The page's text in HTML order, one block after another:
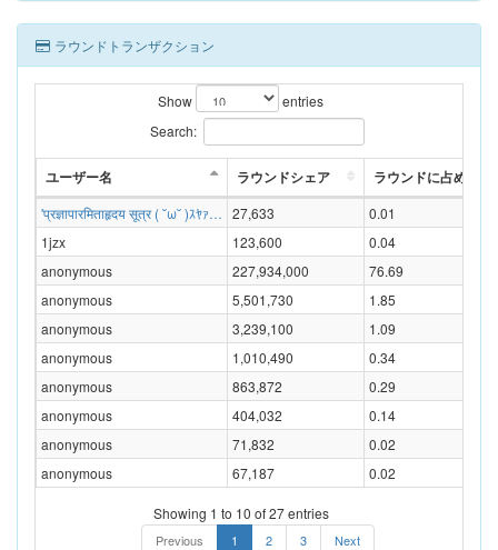
ラウンドトランザクション
Show
entries
Search:
ユーザー名 ラウンドシェア ラウンドに占める割
'प्रज्ञापारमिताहृदय सूत्र ( ˘ω˘ )ｽﾔｧ… 27,633
0.01
1jzx
123,600
0.04
anonymous
227,934,000
76.69
anonymous
5,501,730
1.85
anonymous
3,239,100
1.09
anonymous
1,010,490
0.34
anonymous
863,872
0.29
anonymous
404,032
0.14
anonymous
71,832
0.02
anonymous
67,187 0.02
Showing 1 to 10 of 27 entries
Previous 1 2 3 Next